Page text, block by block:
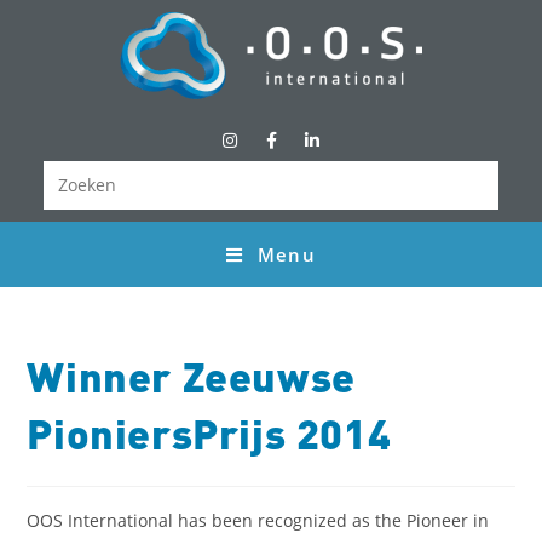
Menu
Winner Zeeuwse
PioniersPrijs 2014
OOS International has been recognized as the Pioneer in